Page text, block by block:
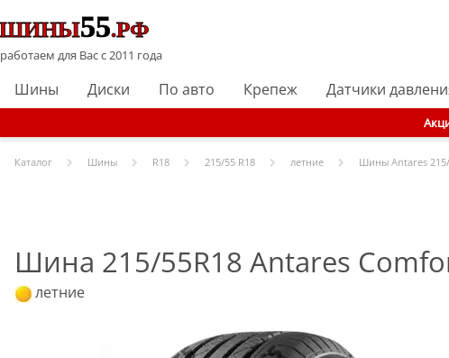
работаем для Вас с 2011 года
Шины Диски По авто Крепеж Датчики
Каталог Шины R18 215/55 R18 летние Шины Antares
Шина 215/55R18 Antares
летние